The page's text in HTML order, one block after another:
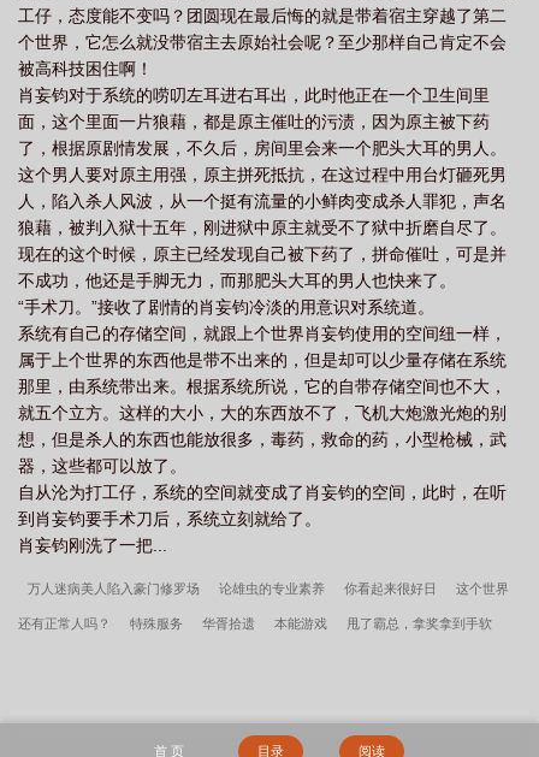
工仔，态度能不变吗？团圆现在最后悔的就是带着宿主穿越了第二
个世界，它怎么就没带宿主去原始社会呢？至少那样自己肯定不会
被高科技困住啊！
肖妄钧对于系统的唠叨左耳进右耳出，此时他正在一个卫生间里
面，这个里面一片狼藉，都是原主催吐的污渍，因为原主被下药
了，根据原剧情发展，不久后，房间里会来一个肥头大耳的男人。
这个男人要对原主用强，原主拼死抵抗，在这过程中用台灯砸死男
人，陷入杀人风波，从一个挺有流量的小鲜肉变成杀人罪犯，声名
狼藉，被判入狱十五年，刚进狱中原主就受不了狱中折磨自尽了。
现在的这个时候，原主已经发现自己被下药了，拼命催吐，可是并
不成功，他还是手脚无力，而那肥头大耳的男人也快来了。
“手术刀。”接收了剧情的肖妄钧冷淡的用意识对系统道。
系统有自己的存储空间，就跟上个世界肖妄钧使用的空间纽一样，
属于上个世界的东西他是带不出来的，但是却可以少量存储在系统
那里，由系统带出来。根据系统所说，它的自带存储空间也不大，
就五个立方。这样的大小，大的东西放不了，飞机大炮激光炮的别
想，但是杀人的东西也能放很多，毒药，救命的药，小型枪械，武
器，这些都可以放了。
自从沦为打工仔，系统的空间就变成了肖妄钧的空间，此时，在听
到肖妄钧要手术刀后，系统立刻就给了。
肖妄钧刚洗了一把...
万人迷病美人陷入豪门修罗场 论雄虫的专业素养 你看起来很好日 这个世界
还有正常人吗？ 特殊服务 华胥拾遗 本能游戏 甩了霸总，拿奖拿到手软
首 页 目录 阅读